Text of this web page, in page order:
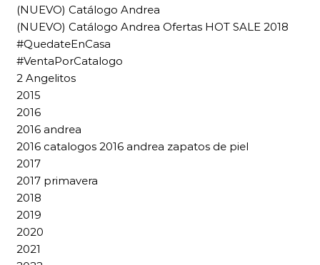
(NUEVO) Catálogo Andrea
(NUEVO) Catálogo Andrea Ofertas HOT SALE 2018
#QuedateEnCasa
#VentaPorCatalogo
2 Angelitos
2015
2016
2016 andrea
2016 catalogos 2016 andrea zapatos de piel
2017
2017 primavera
2018
2019
2020
2021